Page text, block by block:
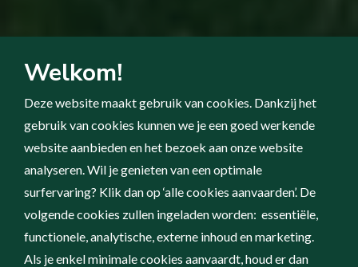
Welkom!
Deze website maakt gebruik van cookies. Dankzij het
gebruik van cookies kunnen we je een goed werkende
website aanbieden en het bezoek aan onze website
analyseren. Wil je genieten van een optimale
surfervaring? Klik dan op ‘alle cookies aanvaarden’. De
volgende cookies zullen ingeladen worden: essentiële,
functionele, analytische, externe inhoud en marketing.
Als je enkel minimale cookies aanvaardt, houd er dan